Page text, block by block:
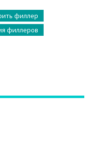
филлер
филлеров